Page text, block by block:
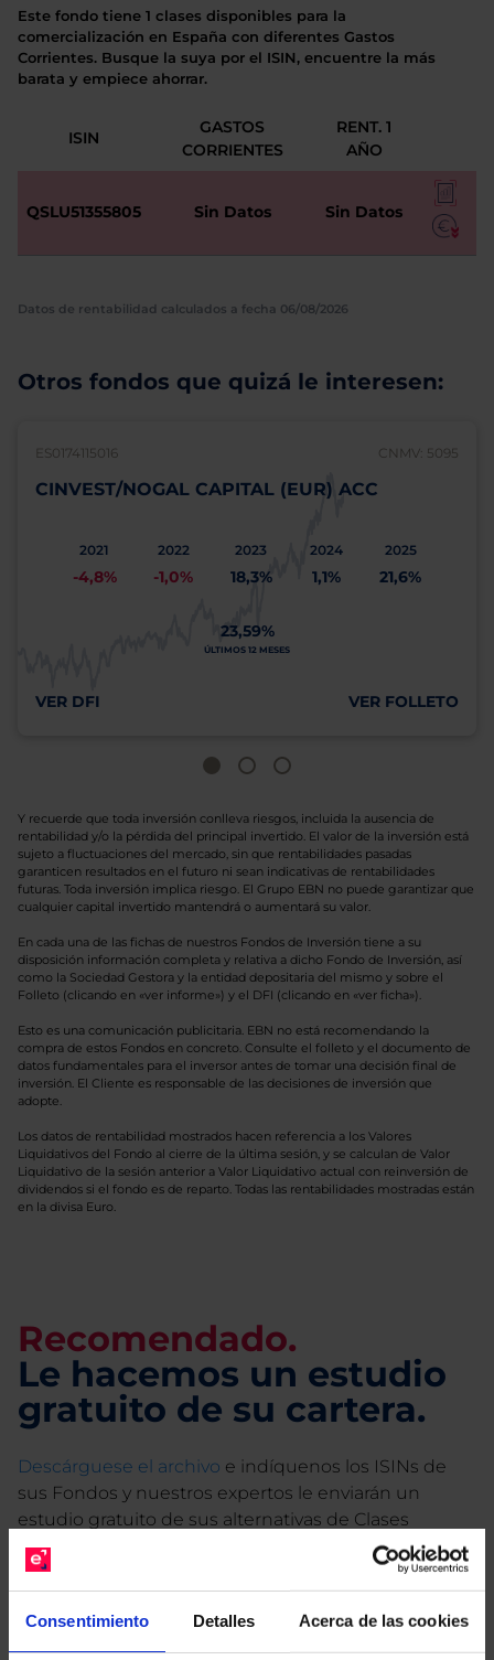
Consentimiento Detalles Acerca de las cookies
Este fondo tiene 1 clases disponibles para la
comercialización en España con diferentes Gastos
Corrientes. Busque la suya por el ISIN, encuentre la más
barata y empiece ahorrar.
ISIN
GASTOS
CORRIENTES
RENT. 1
AÑO
QSLU51355805 Sin Datos Sin Datos
Datos de rentabilidad calculados a fecha 06/08/2026
Otros fondos que quizá le interesen:
ES0174115016 CNMV: 5095
CINVEST/NOGAL CAPITAL (EUR) ACC
2021
-4,8%
2022
-1,0%
2023
18,3%
2024
1,1%
2025
21,6%
23,59%
ÚLTIMOS 12 MESES
VER DFI VER FOLLETO
Y recuerde que toda inversión conlleva riesgos, incluida la ausencia de
rentabilidad y/o la pérdida del principal invertido. El valor de la inversión está
sujeto a fluctuaciones del mercado, sin que rentabilidades pasadas
garanticen resultados en el futuro ni sean indicativas de rentabilidades
futuras. Toda inversión implica riesgo. El Grupo EBN no puede garantizar que
cualquier capital invertido mantendrá o aumentará su valor.
En cada una de las fichas de nuestros Fondos de Inversión tiene a su
disposición información completa y relativa a dicho Fondo de Inversión, así
como la Sociedad Gestora y la entidad depositaria del mismo y sobre el
Folleto (clicando en «ver informe») y el DFI (clicando en «ver ficha»).
Esto es una comunicación publicitaria. EBN no está recomendando la
compra de estos Fondos en concreto. Consulte el folleto y el documento de
datos fundamentales para el inversor antes de tomar una decisión final de
inversión. El Cliente es responsable de las decisiones de inversión que
adopte.
Los datos de rentabilidad mostrados hacen referencia a los Valores
Liquidativos del Fondo al cierre de la última sesión, y se calculan de Valor
Liquidativo de la sesión anterior a Valor Liquidativo actual con reinversión de
dividendos si el fondo es de reparto. Todas las rentabilidades mostradas están
en la divisa Euro.
Recomendado.
Le hacemos un estudio
gratuito de su cartera.
Descárguese el archivo e indíquenos los ISINs de
sus Fondos y nuestros expertos le enviarán un
estudio gratuito de sus alternativas de Clases
Limpias con las que podrá ahorrar en sus costes.